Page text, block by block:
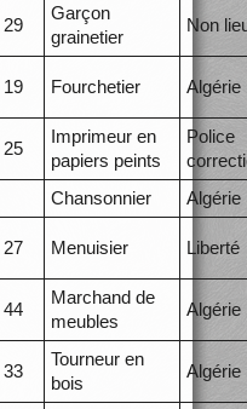
29
Garçon
grainetier
Non
19 Fourchetier Algérie
25
Imprimeur en
papiers peints
Police
Chansonnier Algérie
27 Menuisier Liberté
44
Marchand de
meubles
Algérie
33
Tourneur en
bois
Algérie